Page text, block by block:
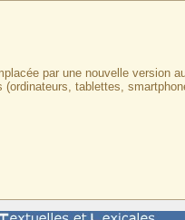
par une nouvelle version
tablettes,